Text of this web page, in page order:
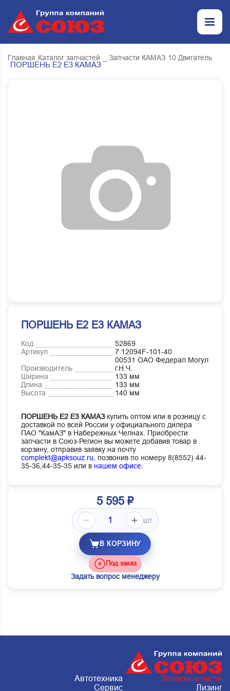
Главная Каталог запчастей _ Запчасти КАМАЗ 10 Двигатель
ПОРШЕНЬ Е2 Е3 КАМАЗ
ПОРШЕНЬ Е2 Е3 КАМАЗ
Код
52869
Артикул
7.12094F-101-40
Производитель
00531 ОАО Федерал Могул
г.Н.Ч.
Ширина
133 мм
Длина
133 мм
Высота
140 мм
ПОРШЕНЬ Е2 Е3 КАМАЗкупить оптом или в розницу с
доставкой по всей России у официального дилера
ПАО "КамАЗ" в Набережных Челнах. Приобрести
запчасти в Союз-Регион вы можете добавив товар в
корзину, отправив заявку на почту
complekt@apksouz.ru,
позвонив по номеру 8(8552) 44-
35-36,44-35-35 или в нашем офисе
5 595 ₽
шт.
В КОРЗИНУ
Под заказ
Задать вопрос менеджеру
Автотехника
Запасные части
Сервис
Лизинг